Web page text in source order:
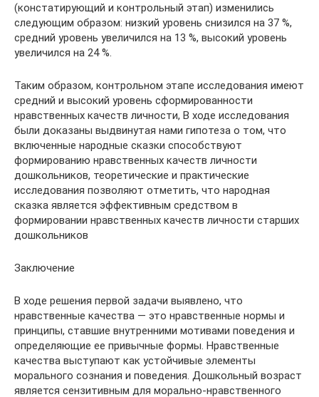
(констатирующий и контрольный этап) изменились
следующим образом: низкий уровень снизился на 37 %,
средний уровень увеличился на 13 %, высокий уровень
увеличился на 24 %.
Таким образом, контрольном этапе исследования имеют
средний и высокий уровень сформированности
нравственных качеств личности, В ходе исследования
были доказаны выдвинутая нами гипотеза о том, что
включенные народные сказки способствуют
формированию нравственных качеств личности
дошкольников, теоретические и практические
исследования позволяют отметить, что народная
сказка является эффективным средством в
формировании нравственных качеств личности старших
дошкольников
Заключение
В ходе решения первой задачи выявлено, что
нравственные качества — это нравственные нормы и
принципы, ставшие внутренними мотивами поведения и
определяющие ее привычные формы. Нравственные
качества выступают как устойчивые элементы
морального сознания и поведения. Дошкольный возраст
является сензитивным для морально-нравственного